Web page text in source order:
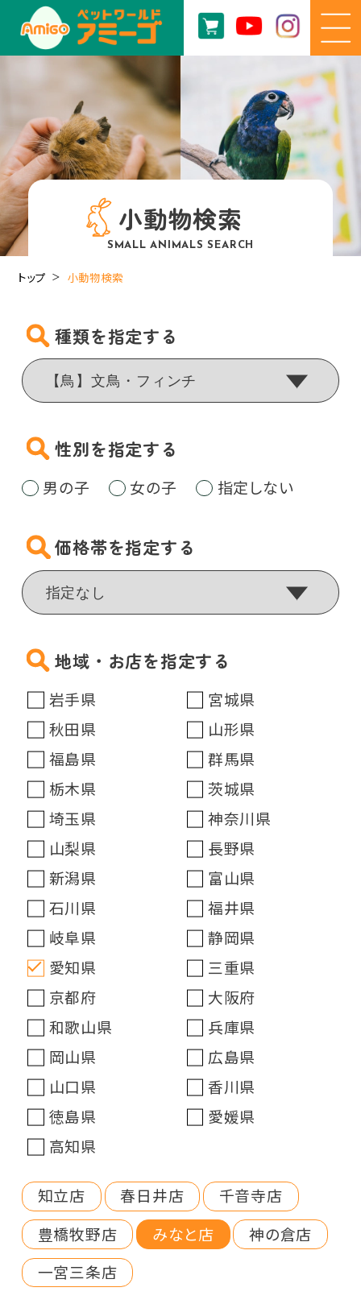
小動物検索
SMALL ANIMALS SEARCH
トップ 小動物検索
種類を指定する
性別を指定する
男の子 女の子 指定しない
価格帯を指定する
地域・お店を指定する
岩手県
宮城県
秋田県
山形県
福島県
群馬県
栃木県
茨城県
埼玉県
神奈川県
山梨県
長野県
新潟県
富山県
石川県
福井県
岐阜県
静岡県
愛知県
三重県
京都府
大阪府
和歌山県
兵庫県
岡山県
広島県
山口県
香川県
徳島県
愛媛県
高知県
知立店 春日井店
千音寺店
豊橋牧野店
みなと店
神の倉店
一宮三条店